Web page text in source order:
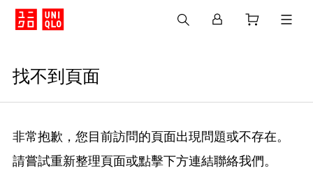
找不到頁面
非常抱歉，您目前訪問的頁面出現問題或不存在。
請嘗試重新整理頁面或點擊下方連結聯絡我們。